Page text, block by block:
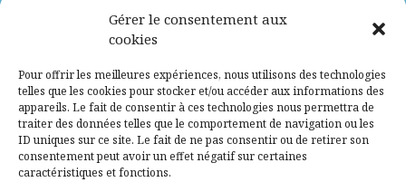
Gérer le consentement aux
cookies
Pour offrir les meilleures expériences, nous utilisons des technologies
telles que les cookies pour stocker et/ou accéder aux informations des
appareils. Le fait de consentir à ces technologies nous permettra de
traiter des données telles que le comportement de navigation ou les
ID uniques sur ce site. Le fait de ne pas consentir ou de retirer son
consentement peut avoir un effet négatif sur certaines
caractéristiques et fonctions.
We are Hiring
Mission d’excellence en IA, Machine
Learning et LLM
Abidjan, Côte d'Ivoire ALG Consultant
Research Assistants – Accra